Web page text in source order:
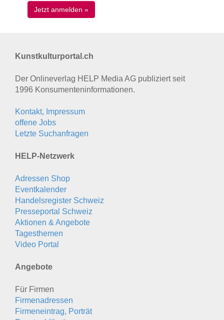
Kunstkulturportal.ch
Der Onlineverlag HELP Media AG publiziert seit
1996 Konsumenten­informationen.
Kontakt, Impressum
offene Jobs
Letzte Suchanfragen
HELP-Netzwerk
Adressen Shop
Eventkalender
Handelsregister Schweiz
Presseportal Schweiz
Aktionen & Angebote
Tagesthemen
Video Portal
Angebote
Für Firmen
Firmenadressen
Firmeneintrag, Porträt